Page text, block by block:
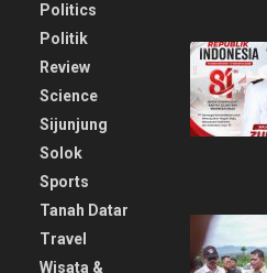
Politics
Politik
Review
Science
Sijunjung
Solok
Sports
Tanah Datar
Travel
Wisata &